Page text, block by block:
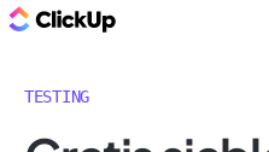
TESTING